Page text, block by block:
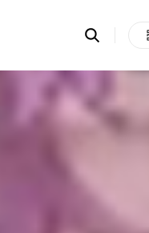
Search
search